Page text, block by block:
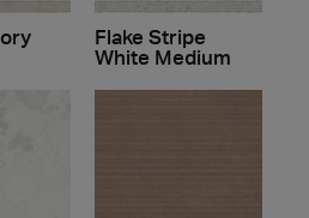
Flake Stripe
White Medium